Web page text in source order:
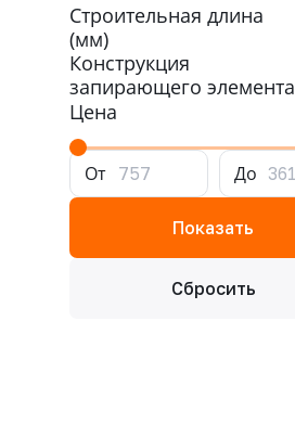
Строительная длина
(мм)
Конструкция
запирающего элемента
Цена
От До